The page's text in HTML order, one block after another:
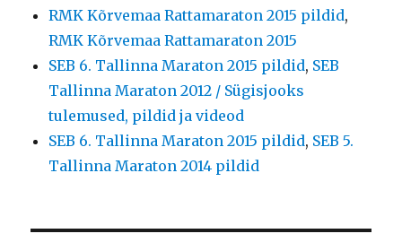
RMK Kõrvemaa Rattamaraton 2015 pildid,
RMK Kõrvemaa Rattamaraton 2015
SEB 6. Tallinna Maraton 2015 pildid, SEB
Tallinna Maraton 2012 / Sügisjooks
tulemused, pildid ja videod
SEB 6. Tallinna Maraton 2015 pildid, SEB 5.
Tallinna Maraton 2014 pildid